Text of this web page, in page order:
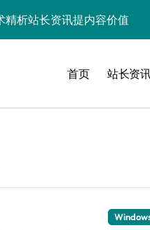
精析站长资讯提内容价值
：架构师科技提炼突破新路
动评论管理，精炼内容艺术
之眼，炼开发者科技提炼硬
支招，强化评论区智滤护安
核赋能资讯提炼新范式
首页 站长资